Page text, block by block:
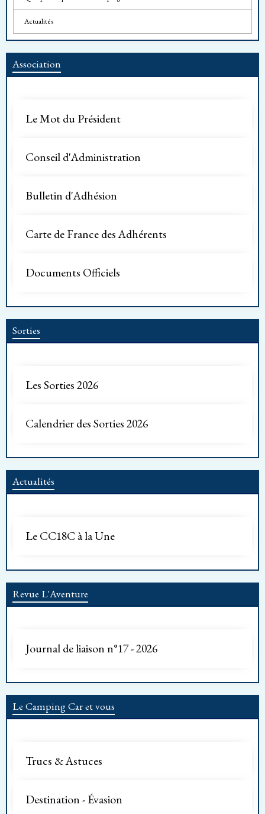
Actualités
Association
Le Mot du Président
Conseil d'Administration
Bulletin d'Adhésion
Carte de France des Adhérents
Documents Officiels
Sorties
Les Sorties 2026
Calendrier des Sorties 2026
Actualités
Le CC18C à la Une
Revue L'Aventure
Journal de liaison n°17 - 2026
Le Camping Car et vous
Trucs & Astuces
Destination - Évasion